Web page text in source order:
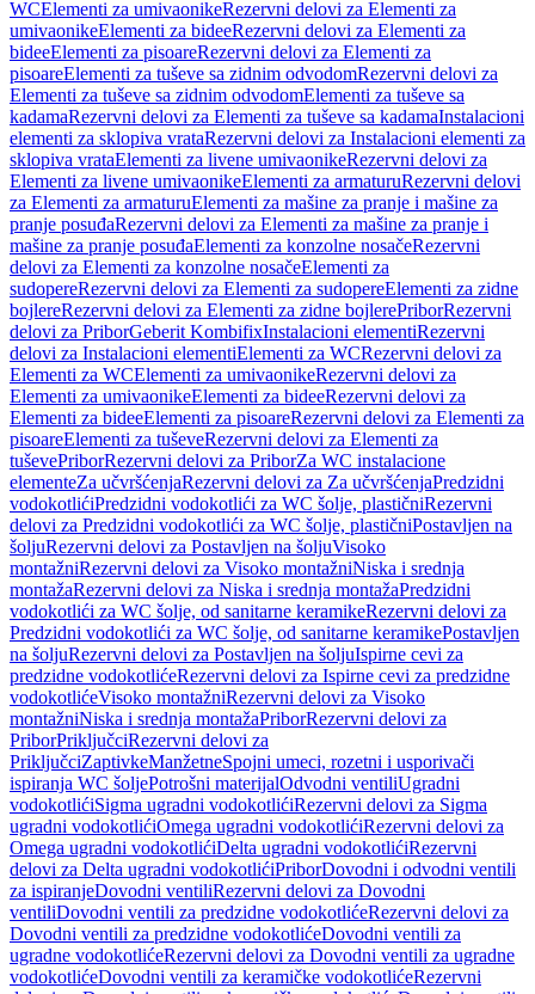
WCElementi za umivaonikeRezervni delovi za Elementi za
umivaonikeElementi za bideeRezervni delovi za Elementi za
bideeElementi za pisoareRezervni delovi za Elementi za
pisoareElementi za tuševe sa zidnim odvodomRezervni delovi za
Elementi za tuševe sa zidnim odvodomElementi za tuševe sa
kadamaRezervni delovi za Elementi za tuševe sa kadamaInstalacioni
elementi za sklopiva vrataRezervni delovi za Instalacioni elementi za
sklopiva vrataElementi za livene umivaonikeRezervni delovi za
Elementi za livene umivaonikeElementi za armaturuRezervni delovi
za Elementi za armaturuElementi za mašine za pranje i mašine za
pranje posuđaRezervni delovi za Elementi za mašine za pranje i
mašine za pranje posuđaElementi za konzolne nosačeRezervni
delovi za Elementi za konzolne nosačeElementi za
sudopereRezervni delovi za Elementi za sudopereElementi za zidne
bojlereRezervni delovi za Elementi za zidne bojlerePriborRezervni
delovi za PriborGeberit KombifixInstalacioni elementiRezervni
delovi za Instalacioni elementiElementi za WCRezervni delovi za
Elementi za WCElementi za umivaonikeRezervni delovi za
Elementi za umivaonikeElementi za bideeRezervni delovi za
Elementi za bideeElementi za pisoareRezervni delovi za Elementi za
pisoareElementi za tuševeRezervni delovi za Elementi za
tuševePriborRezervni delovi za PriborZa WC instalacione
elementeZa učvršćenjaRezervni delovi za Za učvršćenjaPredzidni
vodokotlićiPredzidni vodokotlići za WC šolje, plastičniRezervni
delovi za Predzidni vodokotlići za WC šolje, plastičniPostavljen na
šoljuRezervni delovi za Postavljen na šoljuVisoko
montažniRezervni delovi za Visoko montažniNiska i srednja
montažaRezervni delovi za Niska i srednja montažaPredzidni
vodokotlići za WC šolje, od sanitarne keramikeRezervni delovi za
Predzidni vodokotlići za WC šolje, od sanitarne keramikePostavljen
na šoljuRezervni delovi za Postavljen na šoljuIspirne cevi za
predzidne vodokotlićeRezervni delovi za Ispirne cevi za predzidne
vodokotlićeVisoko montažniRezervni delovi za Visoko
montažniNiska i srednja montažaPriborRezervni delovi za
PriborPriključciRezervni delovi za
PriključciZaptivkeManžetneSpojni umeci, rozetni i usporivači
ispiranja WC šoljePotrošni materijalOdvodni ventiliUgradni
vodokotlićiSigma ugradni vodokotlićiRezervni delovi za Sigma
ugradni vodokotlićiOmega ugradni vodokotlićiRezervni delovi za
Omega ugradni vodokotlićiDelta ugradni vodokotlićiRezervni
delovi za Delta ugradni vodokotlićiPriborDovodni i odvodni ventili
za ispiranjeDovodni ventiliRezervni delovi za Dovodni
ventiliDovodni ventili za predzidne vodokotlićeRezervni delovi za
Dovodni ventili za predzidne vodokotlićeDovodni ventili za
ugradne vodokotlićeRezervni delovi za Dovodni ventili za ugradne
vodokotlićeDovodni ventili za keramičke vodokotlićeRezervni